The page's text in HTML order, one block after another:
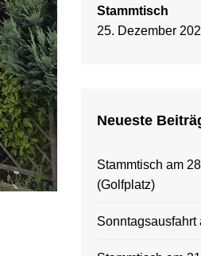
Stammtisch
25. Dezember
Neueste
Stammtisch am
(Golfplatz)
Sonntagsausfahrt